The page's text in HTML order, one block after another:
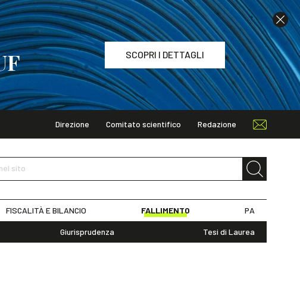
SCOPRI I DETTAGLI
Direzione Comitato scientifico Redazione
sito
FISCALITÀ E BILANCIO FALLIMENTO PA
Giurisprudenza Tesi di Laurea